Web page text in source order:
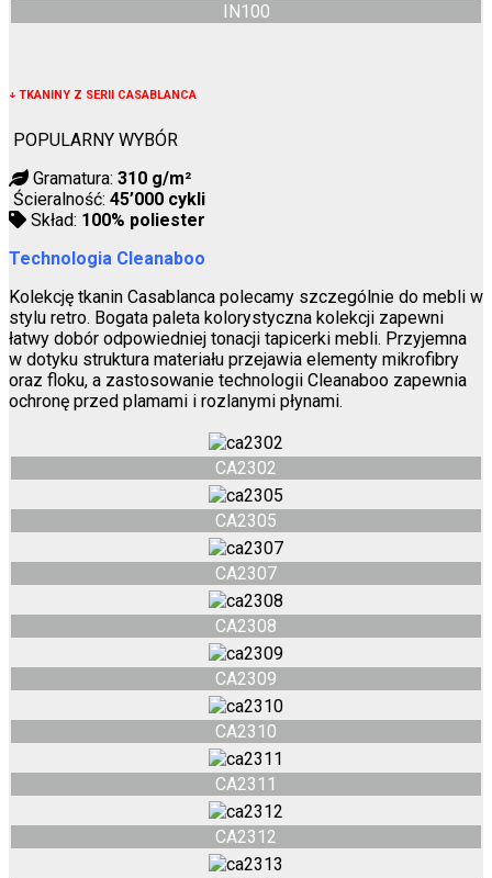
IN100
↓ TKANINY Z SERII CASABLANCA
POPULARNY WYBÓR
Gramatura: 310 g/m²
Ścieralność: 45’000 cykli
Skład: 100% poliester
Technologia Cleanaboo
Kolekcję tkanin Casablanca polecamy szczególnie do mebli w
stylu retro. Bogata paleta kolorystyczna kolekcji zapewni
łatwy dobór odpowiedniej tonacji tapicerki mebli. Przyjemna
w dotyku struktura materiału przejawia elementy mikrofibry
oraz floku, a zastosowanie technologii Cleanaboo zapewnia
ochronę przed plamami i rozlanymi płynami.
CA2302
CA2305
CA2307
CA2308
CA2309
CA2310
CA2311
CA2312